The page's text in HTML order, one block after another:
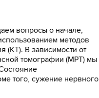
вопросы о начале,
методов
(КТ). В зависимости от
томографии (МРТ) мы
того, сужение нервного